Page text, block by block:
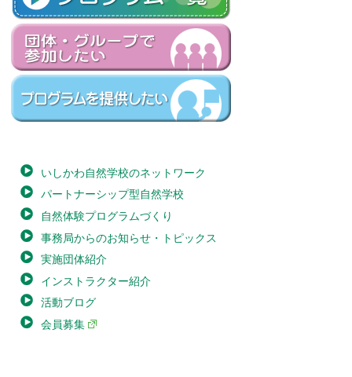
いしかわ自然学校のネットワーク
パートナーシップ型自然学校
自然体験プログラムづくり
事務局からのお知らせ・トピックス
実施団体紹介
インストラクター紹介
活動ブログ
会員募集